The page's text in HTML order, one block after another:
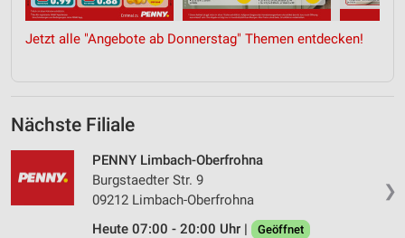
Jetzt alle "Angebote ab Donnerstag" Themen entdecken!
Nächste Filiale
❯
PENNY Limbach-Oberfrohna
Burgstaedter Str. 9
09212 Limbach-Oberfrohna
Heute 07:00 - 20:00 Uhr |
Geöffnet